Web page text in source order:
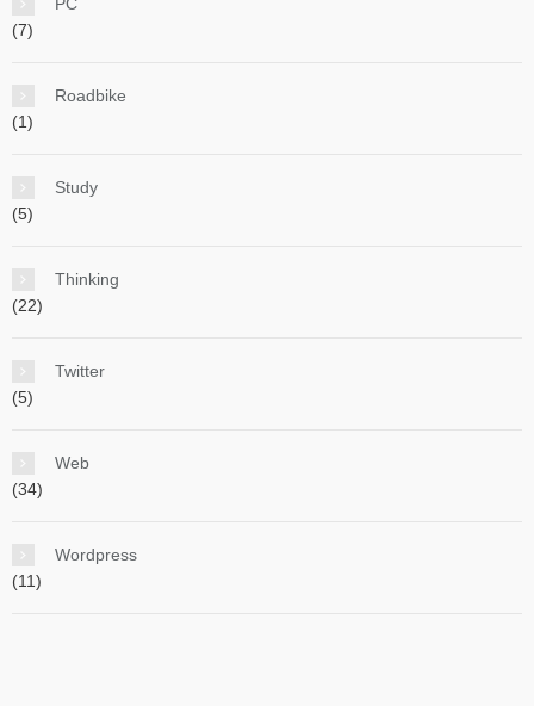
(7)
Roadbike
(1)
Study
(5)
Thinking
(22)
Twitter
(5)
Web
(34)
Wordpress
(11)